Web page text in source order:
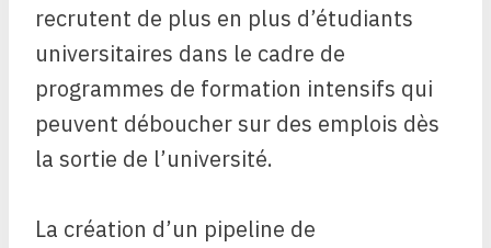
recrutent de plus en plus d’étudiants
universitaires dans le cadre de
programmes de formation intensifs qui
peuvent déboucher sur des emplois dès
la sortie de l’université.
La création d’un pipeline de